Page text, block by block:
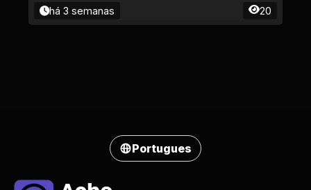
há 3 semanas 20
Portugues